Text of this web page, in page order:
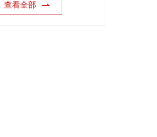
查看全部